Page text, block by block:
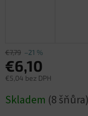
€7,79 –21 %
€6,10
€5,04 bez DPH
cena:
Skladem (8 šňůra)